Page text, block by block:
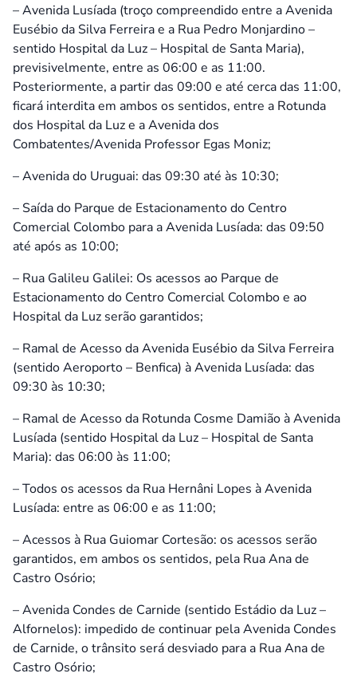
– Avenida Lusíada (troço compreendido entre a Avenida
Eusébio da Silva Ferreira e a Rua Pedro Monjardino –
sentido Hospital da Luz – Hospital de Santa Maria),
previsivelmente, entre as 06:00 e as 11:00.
Posteriormente, a partir das 09:00 e até cerca das 11:00,
ficará interdita em ambos os sentidos, entre a Rotunda
dos Hospital da Luz e a Avenida dos
Combatentes/Avenida Professor Egas Moniz;
– Avenida do Uruguai: das 09:30 até às 10:30;
– Saída do Parque de Estacionamento do Centro
Comercial Colombo para a Avenida Lusíada: das 09:50
até após as 10:00;
– Rua Galileu Galilei: Os acessos ao Parque de
Estacionamento do Centro Comercial Colombo e ao
Hospital da Luz serão garantidos;
– Ramal de Acesso da Avenida Eusébio da Silva Ferreira
(sentido Aeroporto – Benfica) à Avenida Lusíada: das
09:30 às 10:30;
– Ramal de Acesso da Rotunda Cosme Damião à Avenida
Lusíada (sentido Hospital da Luz – Hospital de Santa
Maria): das 06:00 às 11:00;
– Todos os acessos da Rua Hernâni Lopes à Avenida
Lusíada: entre as 06:00 e as 11:00;
– Acessos à Rua Guiomar Cortesão: os acessos serão
garantidos, em ambos os sentidos, pela Rua Ana de
Castro Osório;
– Avenida Condes de Carnide (sentido Estádio da Luz –
Alfornelos): impedido de continuar pela Avenida Condes
de Carnide, o trânsito será desviado para a Rua Ana de
Castro Osório;